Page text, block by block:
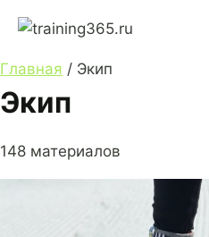
содержимому
Главная / Экип
Экип
148 материалов